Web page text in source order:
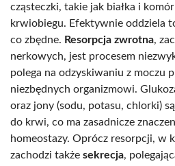
cząsteczki, takie jak białka i
krwiobiegu. Efektywnie oddziela
co zbędne. Resorpcja zwrotna,
nerkowych, jest procesem
polega na odzyskiwaniu z moczu
niezbędnych organizmowi.
oraz jony (sodu, potasu, chlorki)
do krwi, co ma zasadnicze
homeostazy. Oprócz resorpcji, w
zachodzi także sekrecja,